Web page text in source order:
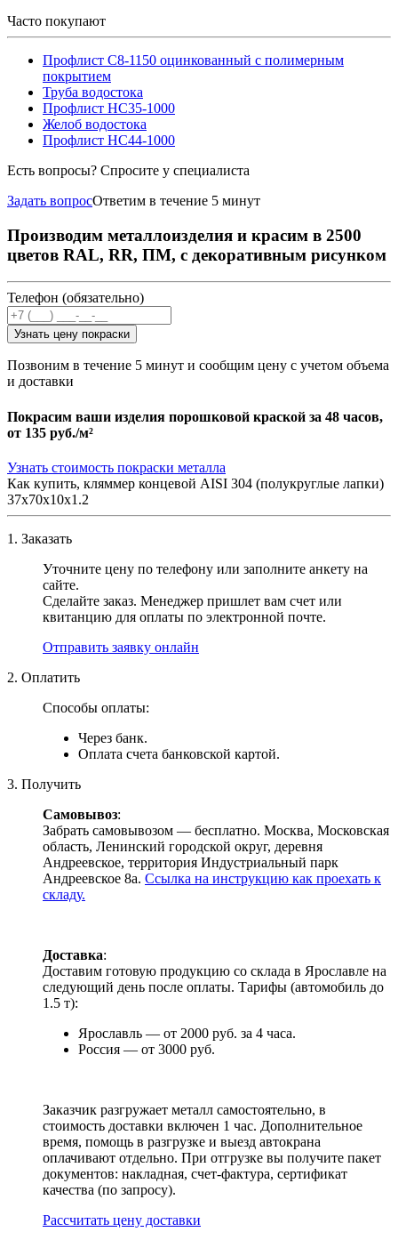
Часто покупают
Профлист С8-1150 оцинкованный с полимерным
покрытием
Труба водостока
Профлист НС35-1000
Желоб водостока
Профлист НС44-1000
Есть вопросы? Спросите у специалиста
Задать вопросОтветим в течение 5 минут
Производим металлоизделия и красим в 2500
цветов RAL, RR, ПМ, с декоративным рисунком
Телефон (обязательно)
Узнать цену покраски
Позвоним в течение 5 минут и сообщим цену с учетом объема
и доставки
Покрасим ваши изделия порошковой краской за 48 часов,
от 135 руб./м²
Узнать стоимость покраски металла
Как купить, кляммер концевой AISI 304 (полукруглые лапки)
37х70х10х1.2
1. Заказать
Уточните цену по телефону или заполните анкету на
сайте.
Сделайте заказ. Менеджер пришлет вам счет или
квитанцию для оплаты по электронной почте.
Отправить заявку онлайн
2. Оплатить
Способы оплаты:
Через банк.
Оплата счета банковской картой.
3. Получить
Самовывоз:
Забрать самовывозом — бесплатно. Москва, Московская
область, Ленинский городской округ, деревня
Андреевское, территория Индустриальный парк
Андреевское 8а. Ссылка на инструкцию как проехать к
складу.
Доставка:
Доставим готовую продукцию со склада в Ярославле на
следующий день после оплаты. Тарифы (автомобиль до
1.5 т):
Ярославль — от 2000 руб. за 4 часа.
Россия — от 3000 руб.
Заказчик разгружает металл самостоятельно, в
стоимость доставки включен 1 час. Дополнительное
время, помощь в разгрузке и выезд автокрана
оплачивают отдельно. При отгрузке вы получите пакет
документов: накладная, счет-фактура, сертификат
качества (по запросу).
Раcсчитать цену доставки